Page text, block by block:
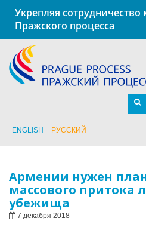
Укрепляя
Пражского процесса
ENGLISH РУССКИЙ
Армении нужен
массового
убежища
7 декабря 2018